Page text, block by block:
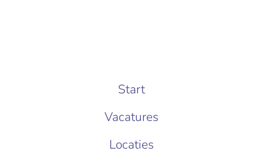
Start
Vacatures
Locaties